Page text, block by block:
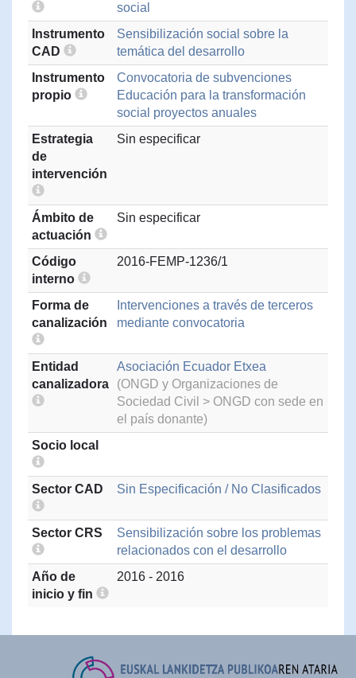
social
Instrumento
CAD
Sensibilización social sobre la
temática del desarrollo
Instrumento
propio
Convocatoria de subvenciones
Educación para la transformación
social proyectos anuales
Estrategia
de
intervención
Sin especificar
Ámbito de
actuación
Sin especificar
Código
interno
2016-FEMP-1236/1
Forma de
canalización
Intervenciones a través de terceros
mediante convocatoria
Entidad
canalizadora
Asociación Ecuador Etxea
(ONGD y Organizaciones de
Sociedad Civil > ONGD con sede en
el país donante)
Socio local
Sector CAD Sin Especificación / No Clasificados
Sector CRS
Sensibilización sobre los problemas
relacionados con el desarrollo
Año de
inicio y fin
2016 - 2016